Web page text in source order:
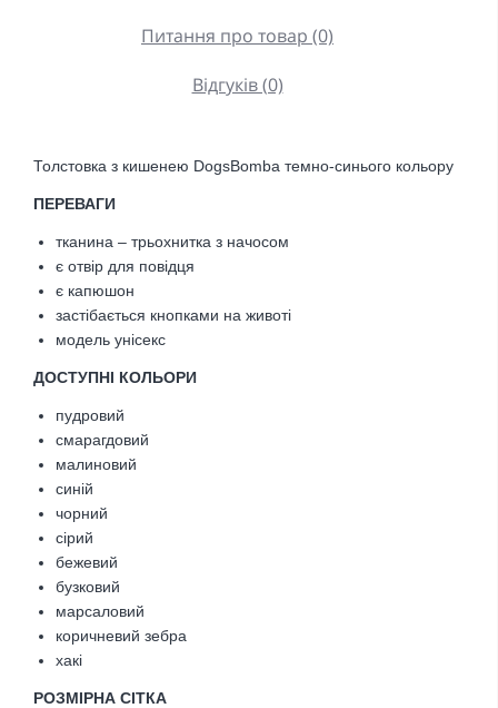
Питання про товар (0)
Відгуків (0)
Толстовка з кишенею DogsBomba темно-синього кольору
ПЕРЕВАГИ
тканина – трьохнитка з начосом
є отвір для повідця
є капюшон
застібається кнопками на животі
модель унісекс
ДОСТУПНІ КОЛЬОРИ
пудровий
смарагдовий
малиновий
синій
чорний
сірий
бежевий
бузковий
марсаловий
коричневий зебра
хакі
РОЗМІРНА СІТКА